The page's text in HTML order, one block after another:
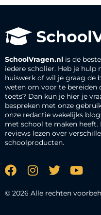
SchoolVragen.nl is de
iedere scholier. Heb je hulp
huiswerk of wil je graag de
weten om voor te bereiden
toets? Dan kun je hier je
bespreken met onze
onze redactie wekelijks
met school te maken heeft.
reviews lezen over
schoolproducten.
© 2026 Alle rechten